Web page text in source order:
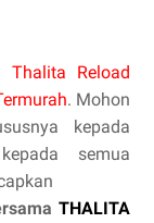
Thalita Reload
. Mohon
kepada
semua
THALITA